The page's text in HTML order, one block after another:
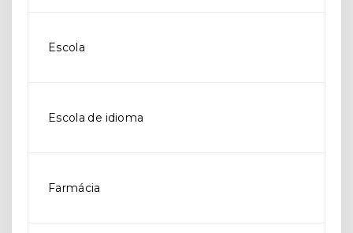
Escola
Escola de idioma
Farmácia